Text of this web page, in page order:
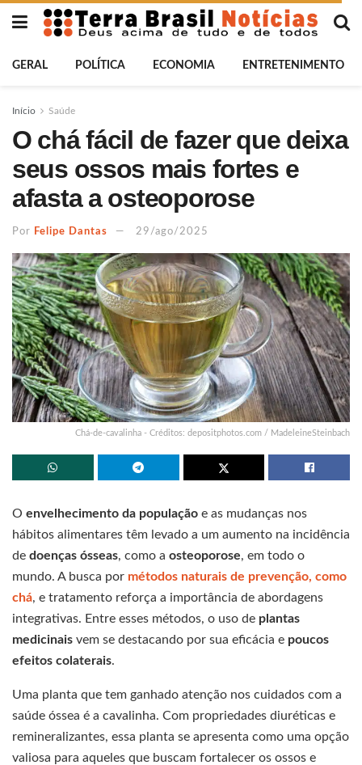
GERAL POLÍTICA ECONOMIA ENTRETENIMENTO
Início Saúde
O chá fácil de fazer que deixa
seus ossos mais fortes e
afasta a osteoporose
Por Felipe Dantas 29/ago/2025
Chá-de-cavalinha - Créditos: depositphotos.com / MadeleineSteinbach
O envelhecimento da população e as mudanças nos
hábitos alimentares têm levado a um aumento na incidência
de doenças ósseas, como a osteoporose, em todo o
mundo. A busca por métodos naturais de prevenção, como
chá, e tratamento reforça a importância de abordagens
integrativas. Entre esses métodos, o uso de plantas
medicinais vem se destacando por sua eficácia e poucos
efeitos colaterais.
Uma planta que tem ganhado atenção nos cuidados com a
saúde óssea é a cavalinha. Com propriedades diuréticas e
remineralizantes, essa planta se apresenta como uma opção
valiosa para aqueles que buscam fortalecer os ossos e